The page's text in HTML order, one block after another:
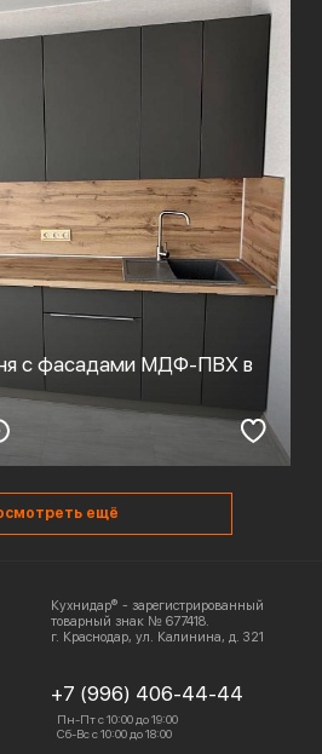
с фасадами МДФ-ПВХ в
ещё
Кухнидар® - зарегистрированный
товарный знак № 677418.
г. Краснодар, ул. Калинина, д. 321
+7 (996) 406-44-44
Пн-Пт с 10:00 до 19:00
Сб-Вс с 10:00 до 18:00